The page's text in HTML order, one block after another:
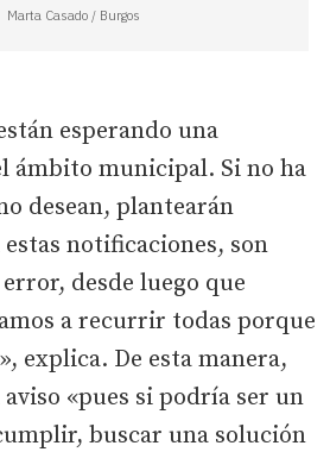
Marta Casado / Burgos
esperando una
ámbito municipal. Si no ha
desean, plantearán
notificaciones, son
desde luego que
a recurrir todas porque
explica. De esta manera,
«pues si podría ser un
buscar una solución